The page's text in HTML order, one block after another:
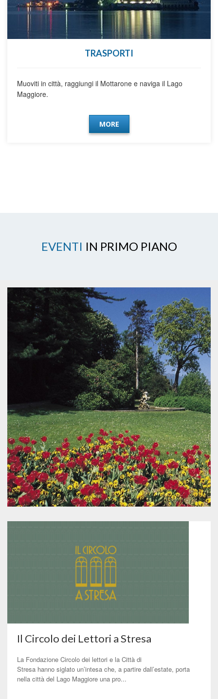
TRASPORTI
Muoviti in città, raggiungi il Mottarone e naviga il Lago
Maggiore.
MORE
EVENTI IN PRIMO PIANO
Il Circolo dei Lettori a Stresa
La Fondazione Circolo dei lettori e la Città di
Stresa hanno siglato un’intesa che, a partire dall’estate, porta
nella città del Lago Maggiore una pro...